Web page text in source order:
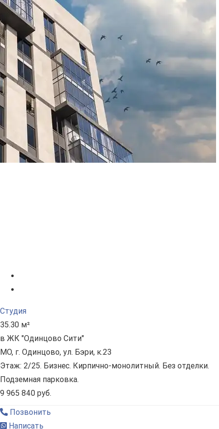
Студия
35.30 м²
в ЖК "Одинцово Сити"
МО, г. Одинцово, ул. Бэри, к.23
Этаж: 2/25. Бизнес. Кирпично-монолитный. Без отделки.
Подземная парковка.
9 965 840 руб.
Позвонить
Написать